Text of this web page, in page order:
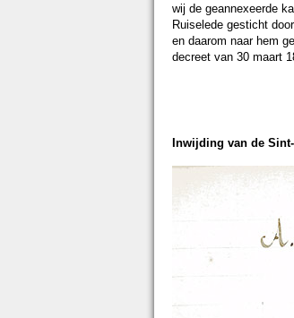
wij de geannexeerde
Ruiselede gesticht
en daarom naar hem
decreet van 30 maart
Inwijding van de